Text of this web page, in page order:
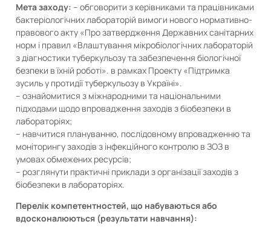
Мета заходу: – обговорити з керівниками та працівниками
бактеріологічних лабораторій вимоги нового нормативно-
правового акту «Про затвердження Державних санітарних
норм і правил «Влаштування мікробіологічних лабораторій
з діагностики туберкульозу та забезпечення біологічної
безпеки в їхній роботі». в рамках Проекту «Підтримка
зусиль у протидії туберкульозу в Україні».
– ознайомитися з міжнародними та національними
підходами щодо впровадження заходів з біобезпеки в
лабораторіях;
– навчитися плануванню, послідовному впровадженню та
моніторингу заходів з інфекційного контролю в ЗОЗ в
умовах обмежених ресурсів;
– розглянути практичні приклади з організації заходів з
біобезпеки в лабораторіях.
Перелік компетентностей, що набуваються або
вдосконалюються (результати навчання):